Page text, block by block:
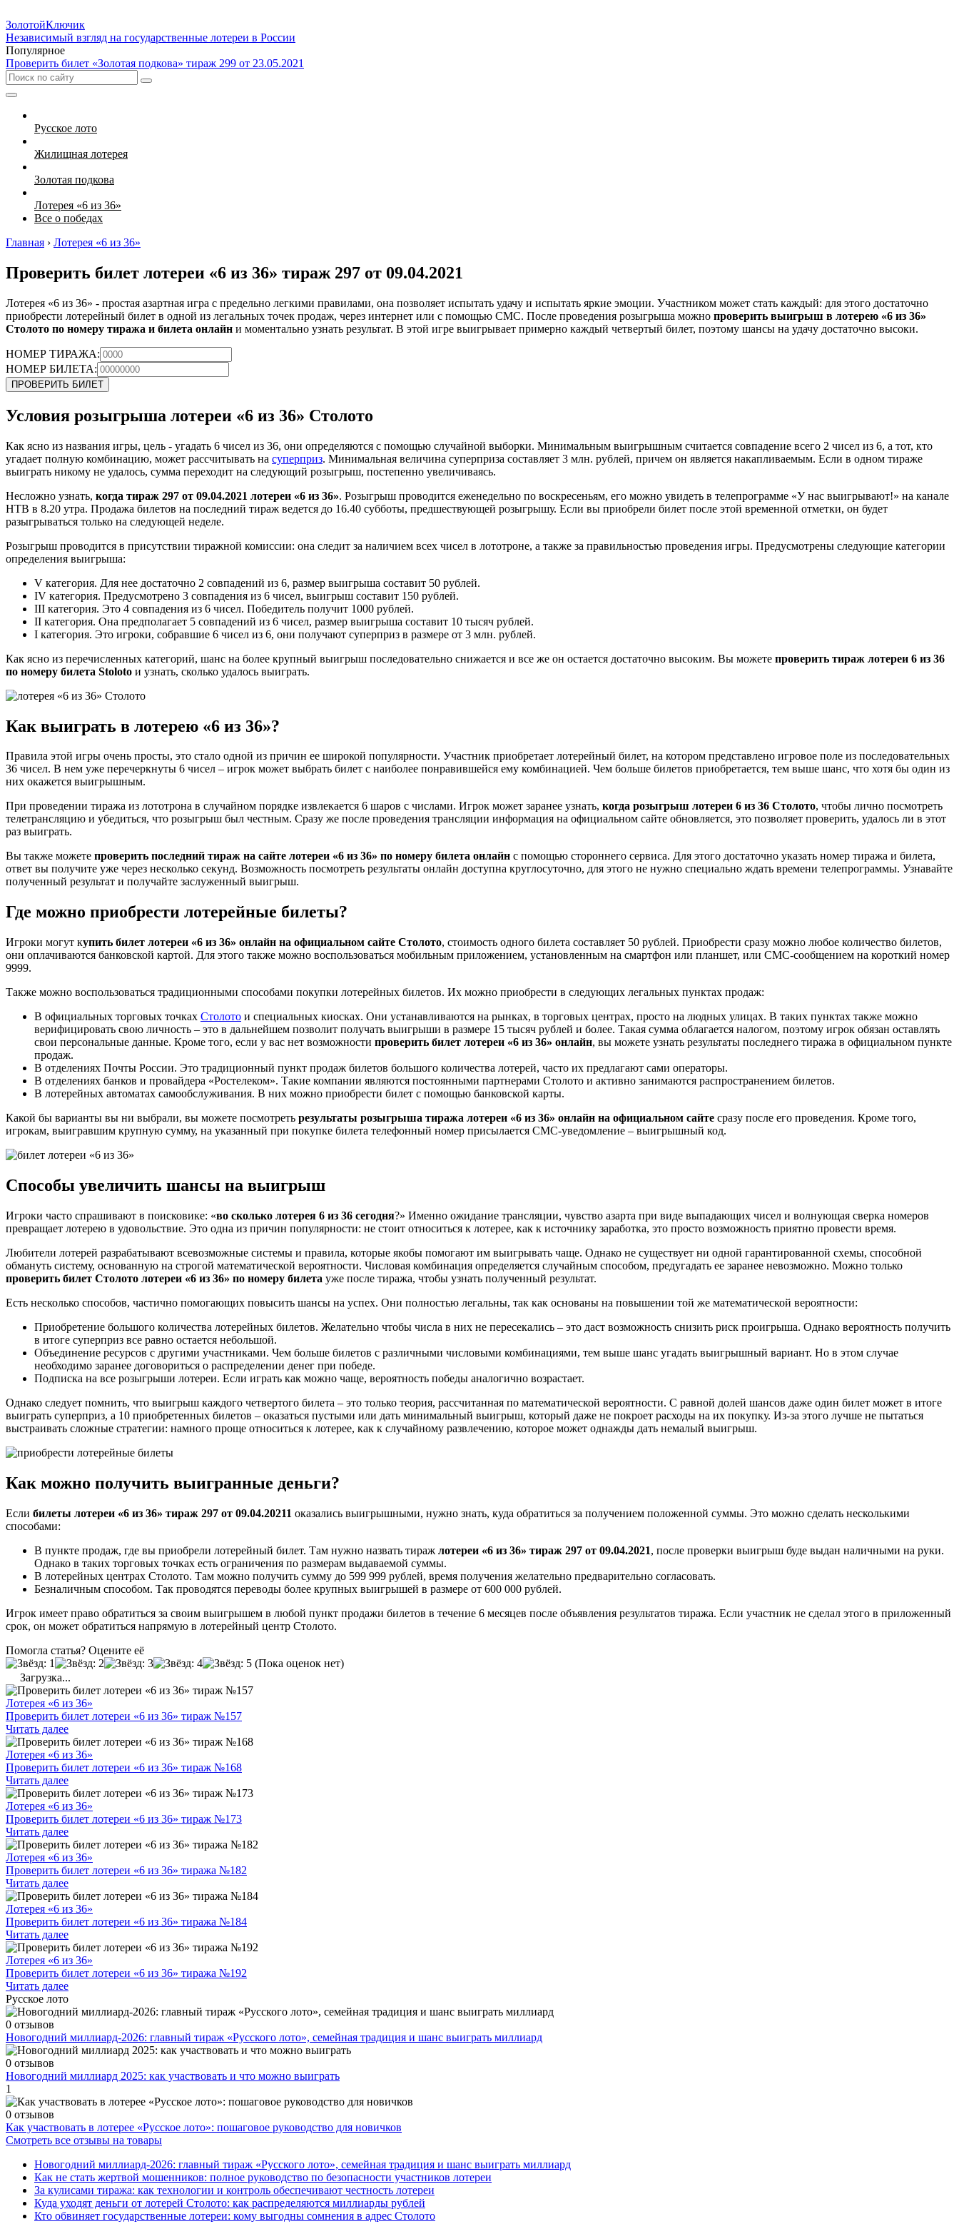
ЗолотойКлючик
Независимый взгляд на государственные лотереи в России
Популярное
Проверить билет «Золотая подкова» тираж 299 от 23.05.2021
Русское лото
Жилищная лотерея
Золотая подкова
Лотерея «6 из 36»
Все о победах
Главная › Лотерея «6 из 36»
Проверить билет лотереи «6 из 36» тираж 297 от 09.04.2021
Лотерея «6 из 36» - простая азартная игра с предельно легкими правилами, она позволяет испытать удачу и испытать яркие эмоции. Участником может стать каждый: для этого достаточно
приобрести лотерейный билет в одной из легальных точек продаж, через интернет или с помощью СМС. После проведения розыгрыша можно проверить выигрыш в лотерею «6 из 36»
Столото по номеру тиража и билета онлайн и моментально узнать результат. В этой игре выигрывает примерно каждый четвертый билет, поэтому шансы на удачу достаточно высоки.
НОМЕР ТИРАЖА:
НОМЕР БИЛЕТА:
ПРОВЕРИТЬ БИЛЕТ
Условия розыгрыша лотереи «6 из 36» Столото
Как ясно из названия игры, цель - угадать 6 чисел из 36, они определяются с помощью случайной выборки. Минимальным выигрышным считается совпадение всего 2 чисел из 6, а тот, кто
угадает полную комбинацию, может рассчитывать на суперприз. Минимальная величина суперприза составляет 3 млн. рублей, причем он является накапливаемым. Если в одном тираже
выиграть никому не удалось, сумма переходит на следующий розыгрыш, постепенно увеличиваясь.
Несложно узнать, когда тираж 297 от 09.04.2021 лотереи «6 из 36». Розыгрыш проводится еженедельно по воскресеньям, его можно увидеть в телепрограмме «У нас выигрывают!» на канале
НТВ в 8.20 утра. Продажа билетов на последний тираж ведется до 16.40 субботы, предшествующей розыгрышу. Если вы приобрели билет после этой временной отметки, он будет
разыгрываться только на следующей неделе.
Розыгрыш проводится в присутствии тиражной комиссии: она следит за наличием всех чисел в лототроне, а также за правильностью проведения игры. Предусмотрены следующие категории
определения выигрыша:
V категория. Для нее достаточно 2 совпадений из 6, размер выигрыша составит 50 рублей.
IV категория. Предусмотрено 3 совпадения из 6 чисел, выигрыш составит 150 рублей.
III категория. Это 4 совпадения из 6 чисел. Победитель получит 1000 рублей.
II категория. Она предполагает 5 совпадений из 6 чисел, размер выигрыша составит 10 тысяч рублей.
I категория. Это игроки, собравшие 6 чисел из 6, они получают суперприз в размере от 3 млн. рублей.
Как ясно из перечисленных категорий, шанс на более крупный выигрыш последовательно снижается и все же он остается достаточно высоким. Вы можете проверить тираж лотереи 6 из 36
по номеру билета Stoloto и узнать, сколько удалось выиграть.
Как выиграть в лотерею «6 из 36»?
Правила этой игры очень просты, это стало одной из причин ее широкой популярности. Участник приобретает лотерейный билет, на котором представлено игровое поле из последовательных
36 чисел. В нем уже перечеркнуты 6 чисел – игрок может выбрать билет с наиболее понравившейся ему комбинацией. Чем больше билетов приобретается, тем выше шанс, что хотя бы один из
них окажется выигрышным.
При проведении тиража из лототрона в случайном порядке извлекается 6 шаров с числами. Игрок может заранее узнать, когда розыгрыш лотереи 6 из 36 Столото, чтобы лично посмотреть
телетрансляцию и убедиться, что розыгрыш был честным. Сразу же после проведения трансляции информация на официальном сайте обновляется, это позволяет проверить, удалось ли в этот
раз выиграть.
Вы также можете проверить последний тираж на сайте лотереи «6 из 36» по номеру билета онлайн с помощью стороннего сервиса. Для этого достаточно указать номер тиража и билета,
ответ вы получите уже через несколько секунд. Возможность посмотреть результаты онлайн доступна круглосуточно, для этого не нужно специально ждать времени телепрограммы. Узнавайте
полученный результат и получайте заслуженный выигрыш.
Где можно приобрести лотерейные билеты?
Игроки могут купить билет лотереи «6 из 36» онлайн на официальном сайте Столото, стоимость одного билета составляет 50 рублей. Приобрести сразу можно любое количество билетов,
они оплачиваются банковской картой. Для этого также можно воспользоваться мобильным приложением, установленным на смартфон или планшет, или СМС-сообщением на короткий номер
9999.
Также можно воспользоваться традиционными способами покупки лотерейных билетов. Их можно приобрести в следующих легальных пунктах продаж:
В официальных торговых точках Столото и специальных киосках. Они устанавливаются на рынках, в торговых центрах, просто на людных улицах. В таких пунктах также можно
верифицировать свою личность – это в дальнейшем позволит получать выигрыши в размере 15 тысяч рублей и более. Такая сумма облагается налогом, поэтому игрок обязан оставлять
свои персональные данные. Кроме того, если у вас нет возможности проверить билет лотереи «6 из 36» онлайн, вы можете узнать результаты последнего тиража в официальном пункте
продаж.
В отделениях Почты России. Это традиционный пункт продаж билетов большого количества лотерей, часто их предлагают сами операторы.
В отделениях банков и провайдера «Ростелеком». Такие компании являются постоянными партнерами Столото и активно занимаются распространением билетов.
В лотерейных автоматах самообслуживания. В них можно приобрести билет с помощью банковской карты.
Какой бы варианты вы ни выбрали, вы можете посмотреть результаты розыгрыша тиража лотереи «6 из 36» онлайн на официальном сайте сразу после его проведения. Кроме того,
игрокам, выигравшим крупную сумму, на указанный при покупке билета телефонный номер присылается СМС-уведомление – выигрышный код.
Способы увеличить шансы на выигрыш
Игроки часто спрашивают в поисковике: «во сколько лотерея 6 из 36 сегодня?» Именно ожидание трансляции, чувство азарта при виде выпадающих чисел и волнующая сверка номеров
превращает лотерею в удовольствие. Это одна из причин популярности: не стоит относиться к лотерее, как к источнику заработка, это просто возможность приятно провести время.
Любители лотерей разрабатывают всевозможные системы и правила, которые якобы помогают им выигрывать чаще. Однако не существует ни одной гарантированной схемы, способной
обмануть систему, основанную на строгой математической вероятности. Числовая комбинация определяется случайным способом, предугадать ее заранее невозможно. Можно только
проверить билет Столото лотереи «6 из 36» по номеру билета уже после тиража, чтобы узнать полученный результат.
Есть несколько способов, частично помогающих повысить шансы на успех. Они полностью легальны, так как основаны на повышении той же математической вероятности:
Приобретение большого количества лотерейных билетов. Желательно чтобы числа в них не пересекались – это даст возможность снизить риск проигрыша. Однако вероятность получить
в итоге суперприз все равно остается небольшой.
Объединение ресурсов с другими участниками. Чем больше билетов с различными числовыми комбинациями, тем выше шанс угадать выигрышный вариант. Но в этом случае
необходимо заранее договориться о распределении денег при победе.
Подписка на все розыгрыши лотереи. Если играть как можно чаще, вероятность победы аналогично возрастает.
Однако следует помнить, что выигрыш каждого четвертого билета – это только теория, рассчитанная по математической вероятности. С равной долей шансов даже один билет может в итоге
выиграть суперприз, а 10 приобретенных билетов – оказаться пустыми или дать минимальный выигрыш, который даже не покроет расходы на их покупку. Из-за этого лучше не пытаться
выстраивать сложные стратегии: намного проще относиться к лотерее, как к случайному развлечению, которое может однажды дать немалый выигрыш.
Как можно получить выигранные деньги?
Если билеты лотереи «6 из 36» тираж 297 от 09.04.20211 оказались выигрышными, нужно знать, куда обратиться за получением положенной суммы. Это можно сделать несколькими
способами:
В пункте продаж, где вы приобрели лотерейный билет. Там нужно назвать тираж лотереи «6 из 36» тираж 297 от 09.04.2021, после проверки выигрыш буде выдан наличными на руки.
Однако в таких торговых точках есть ограничения по размерам выдаваемой суммы.
В лотерейных центрах Столото. Там можно получить сумму до 599 999 рублей, время получения желательно предварительно согласовать.
Безналичным способом. Так проводятся переводы более крупных выигрышей в размере от 600 000 рублей.
Игрок имеет право обратиться за своим выигрышем в любой пункт продажи билетов в течение 6 месяцев после объявления результатов тиража. Если участник не сделал этого в приложенный
срок, он может обратиться напрямую в лотерейный центр Столото.
Помогла статья? Оцените её
(Пока оценок нет)
Загрузка...
Лотерея «6 из 36»
Проверить билет лотереи «6 из 36» тираж №157
Читать далее
Лотерея «6 из 36»
Проверить билет лотереи «6 из 36» тираж №168
Читать далее
Лотерея «6 из 36»
Проверить билет лотереи «6 из 36» тираж №173
Читать далее
Лотерея «6 из 36»
Проверить билет лотереи «6 из 36» тиража №182
Читать далее
Лотерея «6 из 36»
Проверить билет лотереи «6 из 36» тиража №184
Читать далее
Лотерея «6 из 36»
Проверить билет лотереи «6 из 36» тиража №192
Читать далее
Русское лото
0 отзывов
Новогодний миллиард-2026: главный тираж «Русского лото», семейная традиция и шанс выиграть миллиард
0 отзывов
Новогодний миллиард 2025: как участвовать и что можно выиграть
1
0 отзывов
Как участвовать в лотерее «Русское лото»: пошаговое руководство для новичков
Смотреть все отзывы на товары
Новогодний миллиард-2026: главный тираж «Русского лото», семейная традиция и шанс выиграть миллиард
Как не стать жертвой мошенников: полное руководство по безопасности участников лотереи
За кулисами тиража: как технологии и контроль обеспечивают честность лотереи
Куда уходят деньги от лотерей Столото: как распределяются миллиарды рублей
Кто обвиняет государственные лотереи: кому выгодны сомнения в адрес Столото